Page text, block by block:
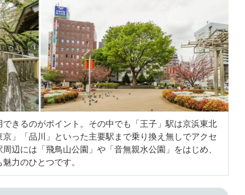
きるのがポイント。その中でも「王子」駅は京浜東北
」「品川」といった主要駅まで乗り換え無しでアクセ
辺には「飛鳥山公園」や「音無親水公園」をはじめ、
力のひとつです。